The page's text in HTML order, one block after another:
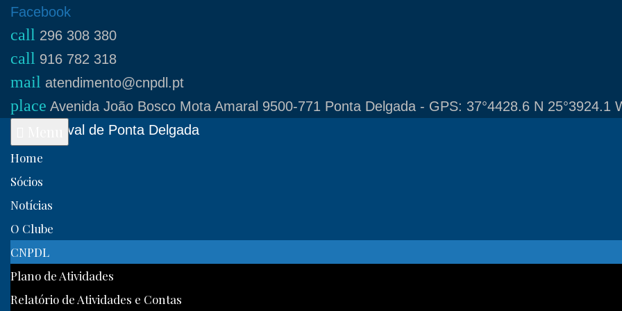
Skip
content
Facebook
call 296 308 380
call 916 782 318
mail atendimento@cnpdl.pt
place Avenida João Bosco Mota Amaral 9500-771 Ponta Delgada - GPS: 37°4428.6 N 25°3924.1
Clube Naval de Ponta Delgada
Home
Sócios
Notícias
O Clube
CNPDL
Plano de Atividades
Relatório de Atividades e Contas